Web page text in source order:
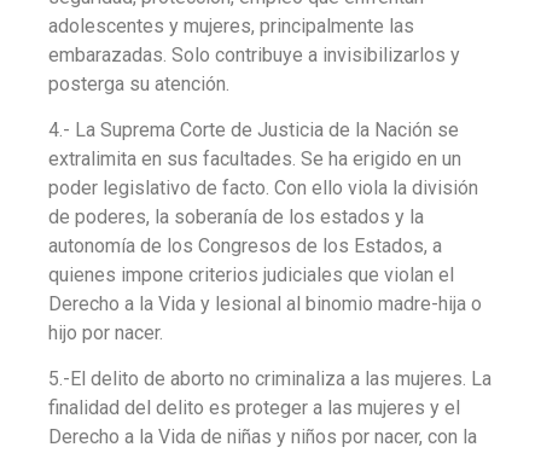
adolescentes y mujeres, principalmente las
embarazadas. Solo contribuye a invisibilizarlos y
posterga su atención.
4.- La Suprema Corte de Justicia de la Nación se
extralimita en sus facultades. Se ha erigido en un
poder legislativo de facto. Con ello viola la división
de poderes, la soberanía de los estados y la
autonomía de los Congresos de los Estados, a
quienes impone criterios judiciales que violan el
Derecho a la Vida y lesional al binomio madre-hija o
hijo por nacer.
5.-El delito de aborto no criminaliza a las mujeres. La
finalidad del delito es proteger a las mujeres y el
Derecho a la Vida de niñas y niños por nacer, con la